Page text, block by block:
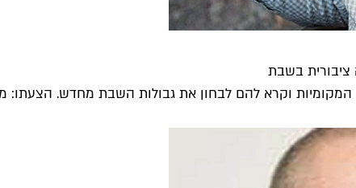
בשבת
המקומיות וקרא להם לבחון את גבולות השבת מחדש. הצעתו: